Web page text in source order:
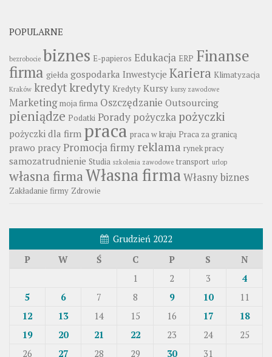
POPULARNE
bezrobocie biznes E-papieros Edukacja ERP Finanse
firma giełda gospodarka Inwestycje Kariera Klimatyzacja
Kraków kredytkredyty Kredyty Kursy kursy zawodowe
Marketing moja firma Oszczędzanie Outsourcing
pieniądze Podatki Porady pożyczka pożyczki
pożyczki dla firm praca praca w kraju Praca za granicą
prawo pracy Promocja firmy reklama rynek pracy
samozatrudnienie Studia szkolenia zawodowe transport urlop
własna firmaWłasna firmaWłasny biznes
Zakładanie firmy Zdrowie
Grudzień 2022
P
W Ś C P S
N
1
2 3
4
5
6 7 8 9 10
11
12
13 14 15 16 17
18
19
20 21 22 23 24
25
26
27 28 29 30 31